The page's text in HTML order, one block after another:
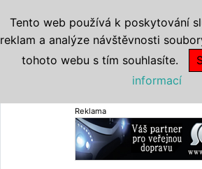
Reklama
Tento web používá k poskytování
reklam a analýze návštěvnosti
tohoto webu s tím souhlasíte.
informací